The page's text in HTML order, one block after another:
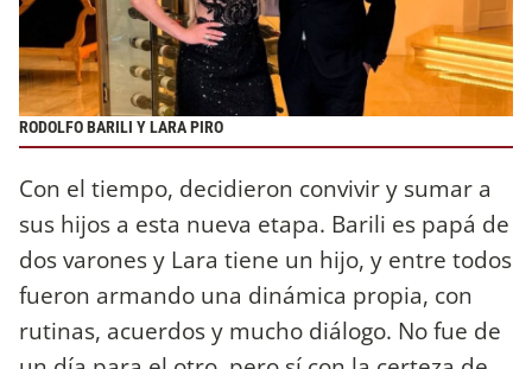
RODOLFO BARILI Y LARA PIRO
Con el tiempo, decidieron convivir y sumar a
sus hijos a esta nueva etapa. Barili es papá de
dos varones y Lara tiene un hijo, y entre todos
fueron armando una dinámica propia, con
rutinas, acuerdos y mucho diálogo. No fue de